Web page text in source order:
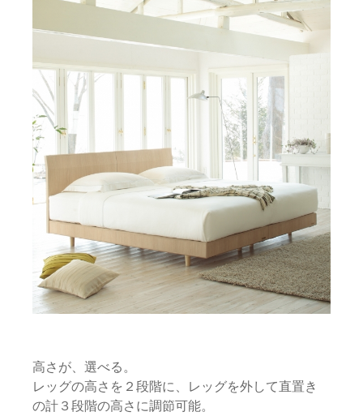
高さが、選べる。
レッグの高さを２段階に、レッグを外して直置き
の計３段階の高さに調節可能。